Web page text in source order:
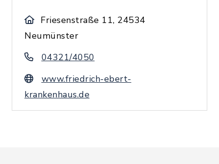
Friesenstraße 11, 24534
Neumünster
04321/4050
www.friedrich-ebert-
krankenhaus.de